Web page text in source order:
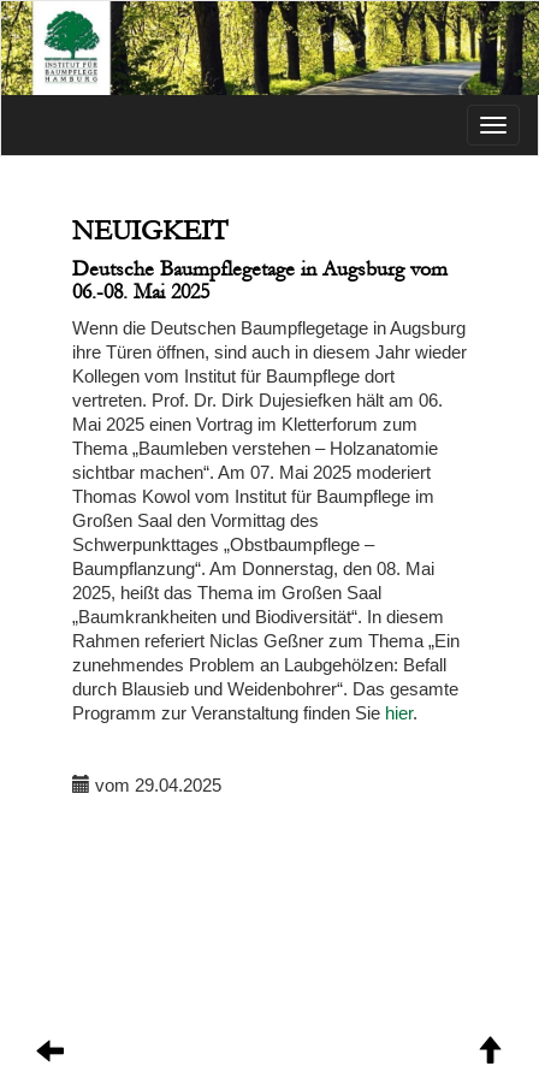
Menü
NEUIGKEIT
Deutsche Baumpflegetage in Augsburg vom
06.-08. Mai 2025
Wenn die Deutschen Baumpflegetage in Augsburg
ihre Türen öffnen, sind auch in diesem Jahr wieder
Kollegen vom Institut für Baumpflege dort
vertreten. Prof. Dr. Dirk Dujesiefken hält am 06.
Mai 2025 einen Vortrag im Kletterforum zum
Thema „Baumleben verstehen – Holzanatomie
sichtbar machen“. Am 07. Mai 2025 moderiert
Thomas Kowol vom Institut für Baumpflege im
Großen Saal den Vormittag des
Schwerpunkttages „Obstbaumpflege –
Baumpflanzung“. Am Donnerstag, den 08. Mai
2025, heißt das Thema im Großen Saal
„Baumkrankheiten und Biodiversität“. In diesem
Rahmen referiert Niclas Geßner zum Thema „Ein
zunehmendes Problem an Laubgehölzen: Befall
durch Blausieb und Weidenbohrer“. Das gesamte
Programm zur Veranstaltung finden Sie hier.
vom 29.04.2025